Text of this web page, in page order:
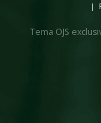
|
Tema OJS